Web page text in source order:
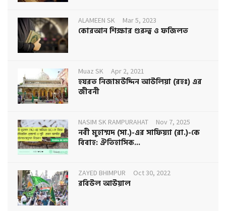
ALAMEEN SK Mar 5, 2023
কোরআন শিক্ষার গুরুত্ব ও ফজিলত
Muaz SK Apr 2, 2021
হযরত নিজামউদ্দিন আউলিয়া (রহঃ) এর
জীবনী
NASIM SK RAMPURAHAT Nov 7, 2025
নবী মুহাম্মদ (সা.)-এর সাফিয়্যা (রা.)-কে
বিবাহ: ঐতিহাসিক...
ZAYED BHIMPUR Oct 30, 2022
রবিউল আউয়াল